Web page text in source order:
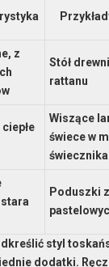
z
Stół
rattanu
Wiszące
świece w
Poduszki
styl
dodatki.